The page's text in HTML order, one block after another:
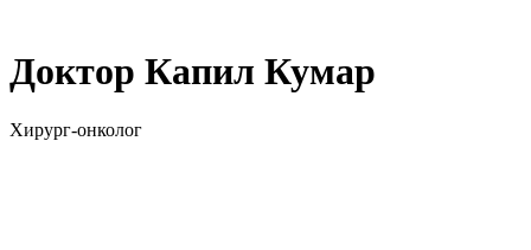
Доктор Капил Кумар
Хирург-онколог